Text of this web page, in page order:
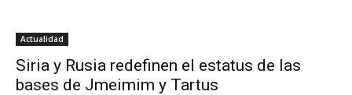
Actualidad
Siria y Rusia redefinen el estatus de las
bases de Jmeimim y Tartus